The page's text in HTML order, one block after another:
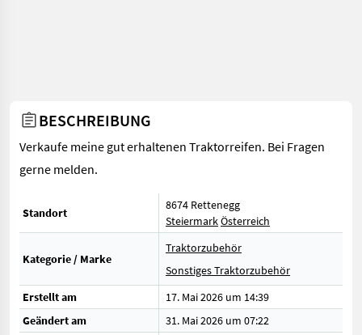
BESCHREIBUNG
Verkaufe meine gut erhaltenen Traktorreifen. Bei Fragen
gerne melden.
Standort
8674 Rettenegg
SteiermarkÖsterreich
Kategorie / Marke
Traktorzubehör
Sonstiges Traktorzubehör
Erstellt am
17. Mai 2026 um 14:39
Geändert am
31. Mai 2026 um 07:22